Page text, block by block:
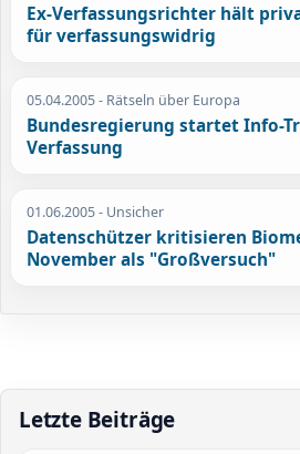
Ex-Verfassungsrichter hält
für verfassungswidrig
05.04.2005- Rätseln über Europa
Bundesregierung startet Info-
Verfassung
01.06.2005- Unsicher
Datenschützer kritisieren
November als "Großversuch"
Letzte Beiträge